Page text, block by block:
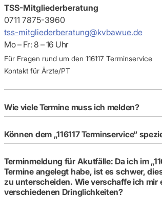
IT & Online-Dienste
Arbeitsunfähigkeitsbescheinigung (AU)
TSS-Mitgliederberatung
0711 7875-3960
tss-mitgliederberatung@kvbawue.de
Mo – Fr: 8 – 16 Uhr
Für Fragen rund um den 116117 Terminservice
Kontakt für Ärzte/PT
Wie viele Termine muss ich melden?
Können dem „116117 Terminservice“
Terminmeldung für Akutfälle: Da ich im „116117
Termine angelegt habe, ist es schwer,
zu unterscheiden. Wie verschaffe ich mir
verschiedenen Dringlichkeiten?